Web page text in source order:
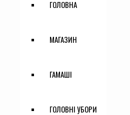
ГОЛОВНА
МАГАЗИН
ГАМАШІ
ГОЛОВНІ УБОРИ